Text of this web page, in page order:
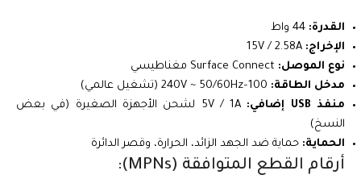
القدرة:
الإخراج:
نوع الموصل:
مدخل الطاقة:
منفذ USB إضافي:
5V / 1A لشحن الأجهزة الصغيرة (في بعض
النسخ)
الحماية: حماية ضد الجهد الزائد، الحرارة، وقصر الدائرة
أرقام القطع المتوافقة (MPNs):